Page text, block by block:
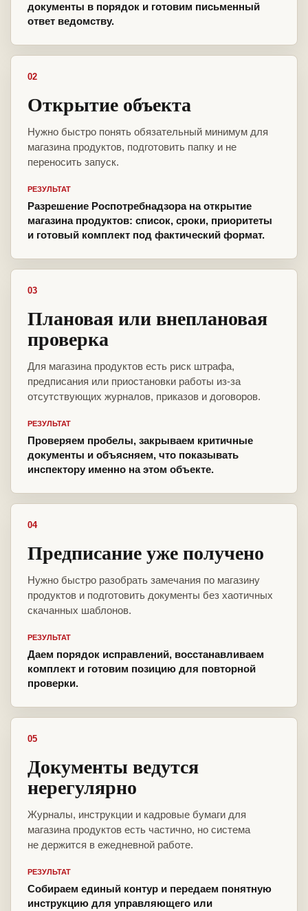
документы в порядок и готовим письменный
ответ ведомству.
02
Открытие объекта
Нужно быстро понять обязательный минимум для
магазина продуктов, подготовить папку и не
переносить запуск.
РЕЗУЛЬТАТ
Разрешение Роспотребнадзора на открытие
магазина продуктов: список, сроки, приоритеты
и готовый комплект под фактический формат.
03
Плановая или внеплановая
проверка
Для магазина продуктов есть риск штрафа,
предписания или приостановки работы из-за
отсутствующих журналов, приказов и договоров.
РЕЗУЛЬТАТ
Проверяем пробелы, закрываем критичные
документы и объясняем, что показывать
инспектору именно на этом объекте.
04
Предписание уже получено
Нужно быстро разобрать замечания по магазину
продуктов и подготовить документы без хаотичных
скачанных шаблонов.
РЕЗУЛЬТАТ
Даем порядок исправлений, восстанавливаем
комплект и готовим позицию для повторной
проверки.
05
Документы ведутся
нерегулярно
Журналы, инструкции и кадровые бумаги для
магазина продуктов есть частично, но система
не держится в ежедневной работе.
РЕЗУЛЬТАТ
Собираем единый контур и передаем понятную
инструкцию для управляющего или